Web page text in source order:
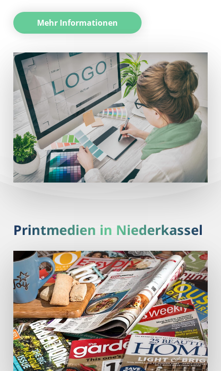
Mehr Informationen
Printmedien in Niederkassel